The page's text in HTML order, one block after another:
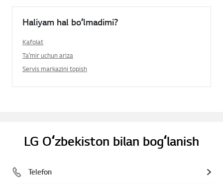
Haliyam hal boʻlmadimi?
Kafolat
Taʼmir uchun ariza
Servis markazini topish
LG Oʻzbekiston bilan bogʻlanish
Telefon